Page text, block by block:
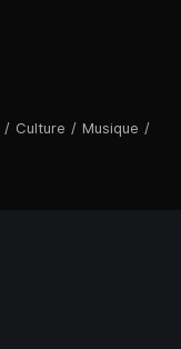
/ Culture / Musique /